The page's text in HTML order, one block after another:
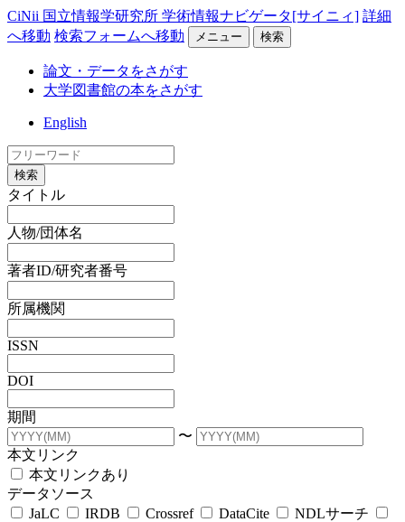
CiNii 国立情報学研究所 学術情報ナビゲータ[サイニィ] 詳細
へ移動 検索フォームへ移動 メニュー 検索
論文・データをさがす
大学図書館の本をさがす
English
検索
タイトル
人物/団体名
著者ID/研究者番号
所属機関
ISSN
DOI
期間
〜
本文リンク
本文リンクあり
データソース
JaLC
IRDB Crossref DataCite
NDLサーチ